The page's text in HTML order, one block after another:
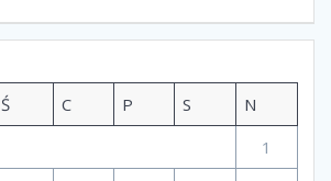
Ś C P S
N
1